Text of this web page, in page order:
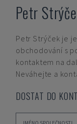
Petr
Petr Strýček je
obchodování s
kontaktem na
Neváhejte a
DOSTAT DO